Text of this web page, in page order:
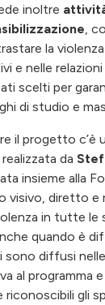
inoltre
,
la
e nelle relazioni
scelti per
di studio e
il progetto c’è
realizzata da
insieme alla
visivo, diretto
in tutte le
quando è
sono diffusi
al programma
riconoscibili gli